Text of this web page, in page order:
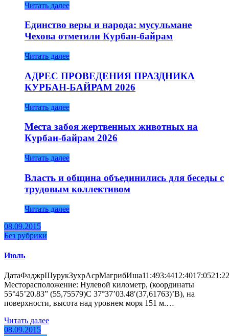
Читать далее
Единство веры и народа: мусульмане
Чехова отметили Курбан-байрам
Читать далее
АДРЕС ПРОВЕДЕНИЯ ПРАЗДНИКА
КУРБАН-БАЙРАМ 2026
Читать далее
Места забоя жертвенных животных на
Курбан-байрам 2026
Читать далее
Власть и община объединились для беседы с
трудовым коллективом
Читать далее
08.09.2015
Без рубрики
Июль
Месторасположение: Нулевой километр, (координаты
55°45’20.83” (55,75579)С 37°37’03.48′(37,61763)’В), на
поверхности, высота над уровнем моря 151 м.…
Читать далее
08.09.2015